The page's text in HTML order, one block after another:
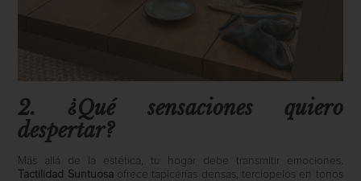
2. ¿Qué sensaciones quiero
despertar?
Más allá de la estética, tu hogar debe transmitir emociones.
Tactilidad Suntuosaofrece tapicerías densas, terciopelos en tonos